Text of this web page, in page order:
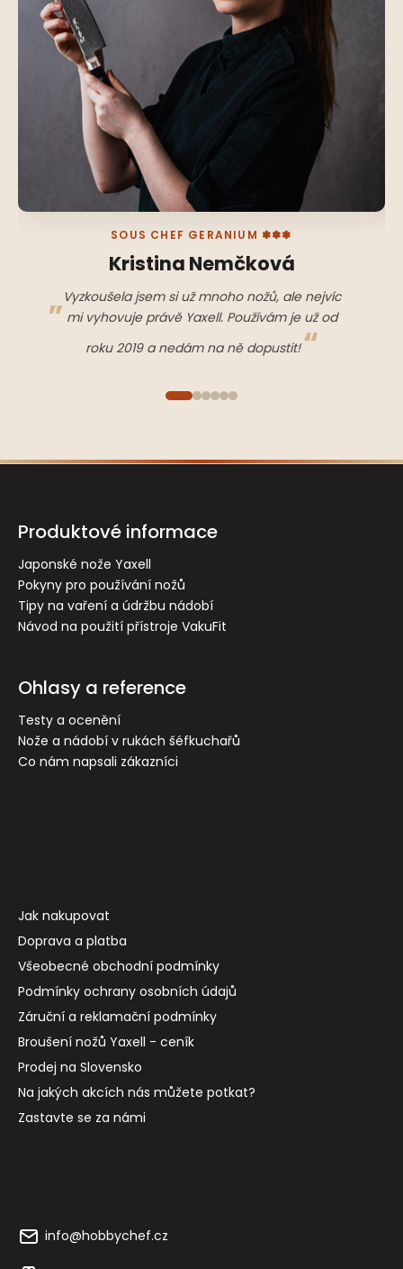
SOUS CHEF GERANIUM ✽✽✽
Kristina Nemčková
Vyzkoušela jsem si už mnoho nožů, ale nejvíc
mi vyhovuje právě Yaxell. Používám je už od
roku 2019 a nedám na ně dopustit!
Z
Produktové informace
Japonské nože Yaxell
Pokyny pro používání nožů
Tipy na vaření a údržbu nádobí
Návod na použití přístroje VakuFit
Ohlasy a reference
Testy a ocenění
Nože a nádobí v rukách šéfkuchařů
Co nám napsali zákazníci
Jak nakupovat
Doprava a platba
Všeobecné obchodní podmínky
Podmínky ochrany osobních údajů
Záruční a reklamační podmínky
Broušení nožů Yaxell - ceník
Prodej na Slovensko
Na jakých akcích nás můžete potkat?
Zastavte se za námi
info@hobbychef.cz